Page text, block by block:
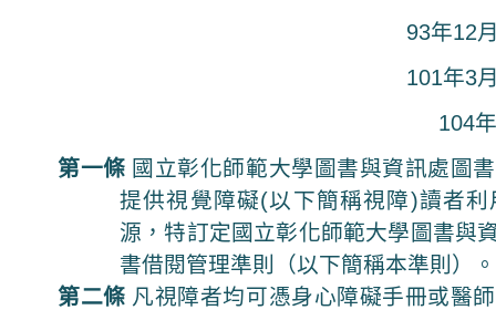
93年12
101年3
104
第一條 國立彰化師範大學圖書與資訊處圖
提供視覺障礙(以下簡稱視障)讀者
源，特訂定國立彰化師範大學圖書與
書借閱管理準則（以下簡稱本準則）。
第二條 凡視障者均可憑身心障礙手冊或醫